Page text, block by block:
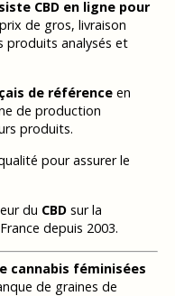
CBD en ligne pour
de gros, livraison
produits analysés et
de référenceen
de production
produits.
pour assurer le
du CBDsur la
depuis 2003.
cannabis féminisées
de graines de